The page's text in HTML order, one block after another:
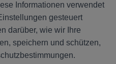
Informationen verwendet
gesteuert
darüber, wie wir Ihre
speichern und schützen,